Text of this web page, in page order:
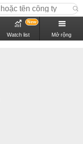
Watch list
New
Mở rộng